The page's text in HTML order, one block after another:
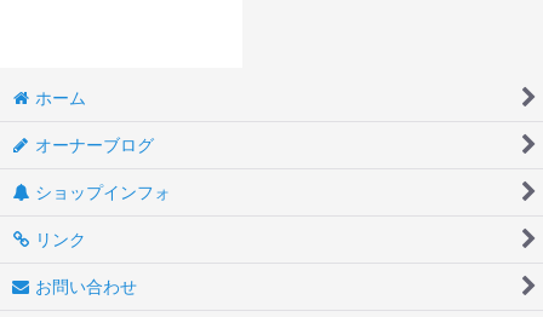
ホーム
オーナーブログ
ショップインフォ
リンク
お問い合わせ